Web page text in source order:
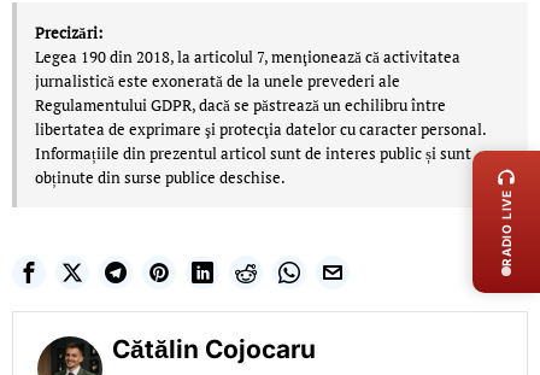
Precizări:
Legea 190 din 2018, la articolul 7, menţionează că activitatea
jurnalistică este exonerată de la unele prevederi ale
Regulamentului GDPR, dacă se păstrează un echilibru între
libertatea de exprimare şi protecţia datelor cu caracter personal.
Informațiile din prezentul articol sunt de interes public și sunt
obținute din surse publice deschise.
Cătălin Cojocaru
RADIO LIVE